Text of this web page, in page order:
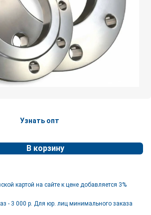
Узнать опт
В корзину
картой на сайте к цене добавляется 3%
- 3 000 р. Для юр. лиц минимального заказа